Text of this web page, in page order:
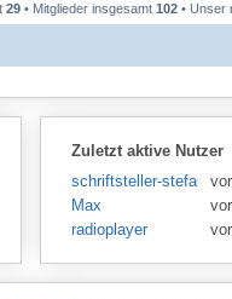
29 • Mitglieder insgesamt 102 • Unser
Zuletzt aktive Nutzer
schriftsteller-stefansen
Max
radioplayer